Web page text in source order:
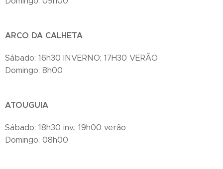
ARCO DA CALHETA
Sábado: 16h30 INVERNO; 17H30 VERÃO
Domingo: 8h00
ATOUGUIA
Sábado: 18h30 inv.; 19h00 verão
Domingo: 08h00